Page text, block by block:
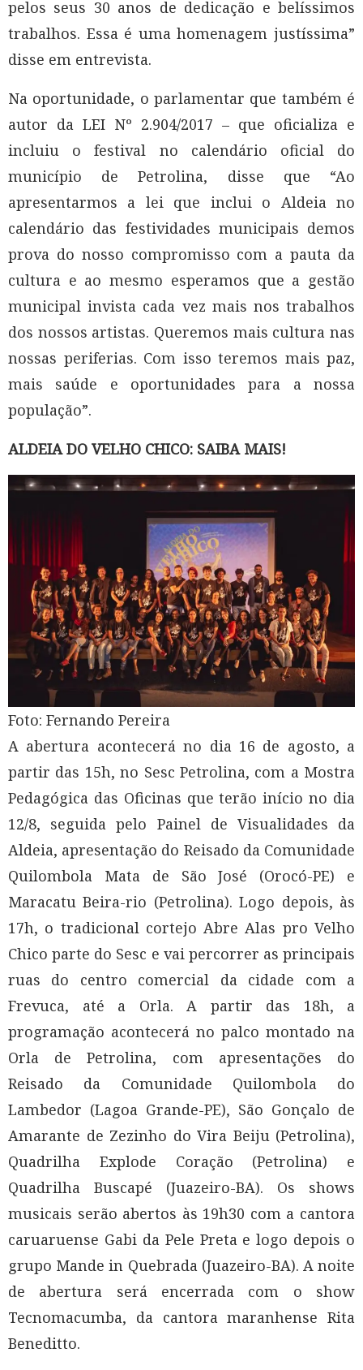
pelos seus 30 anos de dedicação e belíssimos
trabalhos. Essa é uma homenagem justíssima”
disse em entrevista.
Na oportunidade, o parlamentar que também é
autor da LEI Nº 2.904/2017 – que oficializa e
incluiu o festival no calendário oficial do
município de Petrolina, disse que “Ao
apresentarmos a lei que inclui o Aldeia no
calendário das festividades municipais demos
prova do nosso compromisso com a pauta da
cultura e ao mesmo esperamos que a gestão
municipal invista cada vez mais nos trabalhos
dos nossos artistas. Queremos mais cultura nas
nossas periferias. Com isso teremos mais paz,
mais saúde e oportunidades para a nossa
população”.
ALDEIA DO VELHO CHICO: SAIBA MAIS!
Foto: Fernando Pereira
A abertura acontecerá no dia 16 de agosto, a
partir das 15h, no Sesc Petrolina, com a Mostra
Pedagógica das Oficinas que terão início no dia
12/8, seguida pelo Painel de Visualidades da
Aldeia, apresentação do Reisado da Comunidade
Quilombola Mata de São José (Orocó-PE) e
Maracatu Beira-rio (Petrolina). Logo depois, às
17h, o tradicional cortejo Abre Alas pro Velho
Chico parte do Sesc e vai percorrer as principais
ruas do centro comercial da cidade com a
Frevuca, até a Orla. A partir das 18h, a
programação acontecerá no palco montado na
Orla de Petrolina, com apresentações do
Reisado da Comunidade Quilombola do
Lambedor (Lagoa Grande-PE), São Gonçalo de
Amarante de Zezinho do Vira Beiju (Petrolina),
Quadrilha Explode Coração (Petrolina) e
Quadrilha Buscapé (Juazeiro-BA). Os shows
musicais serão abertos às 19h30 com a cantora
caruaruense Gabi da Pele Preta e logo depois o
grupo Mande in Quebrada (Juazeiro-BA). A noite
de abertura será encerrada com o show
Tecnomacumba, da cantora maranhense Rita
Beneditto.